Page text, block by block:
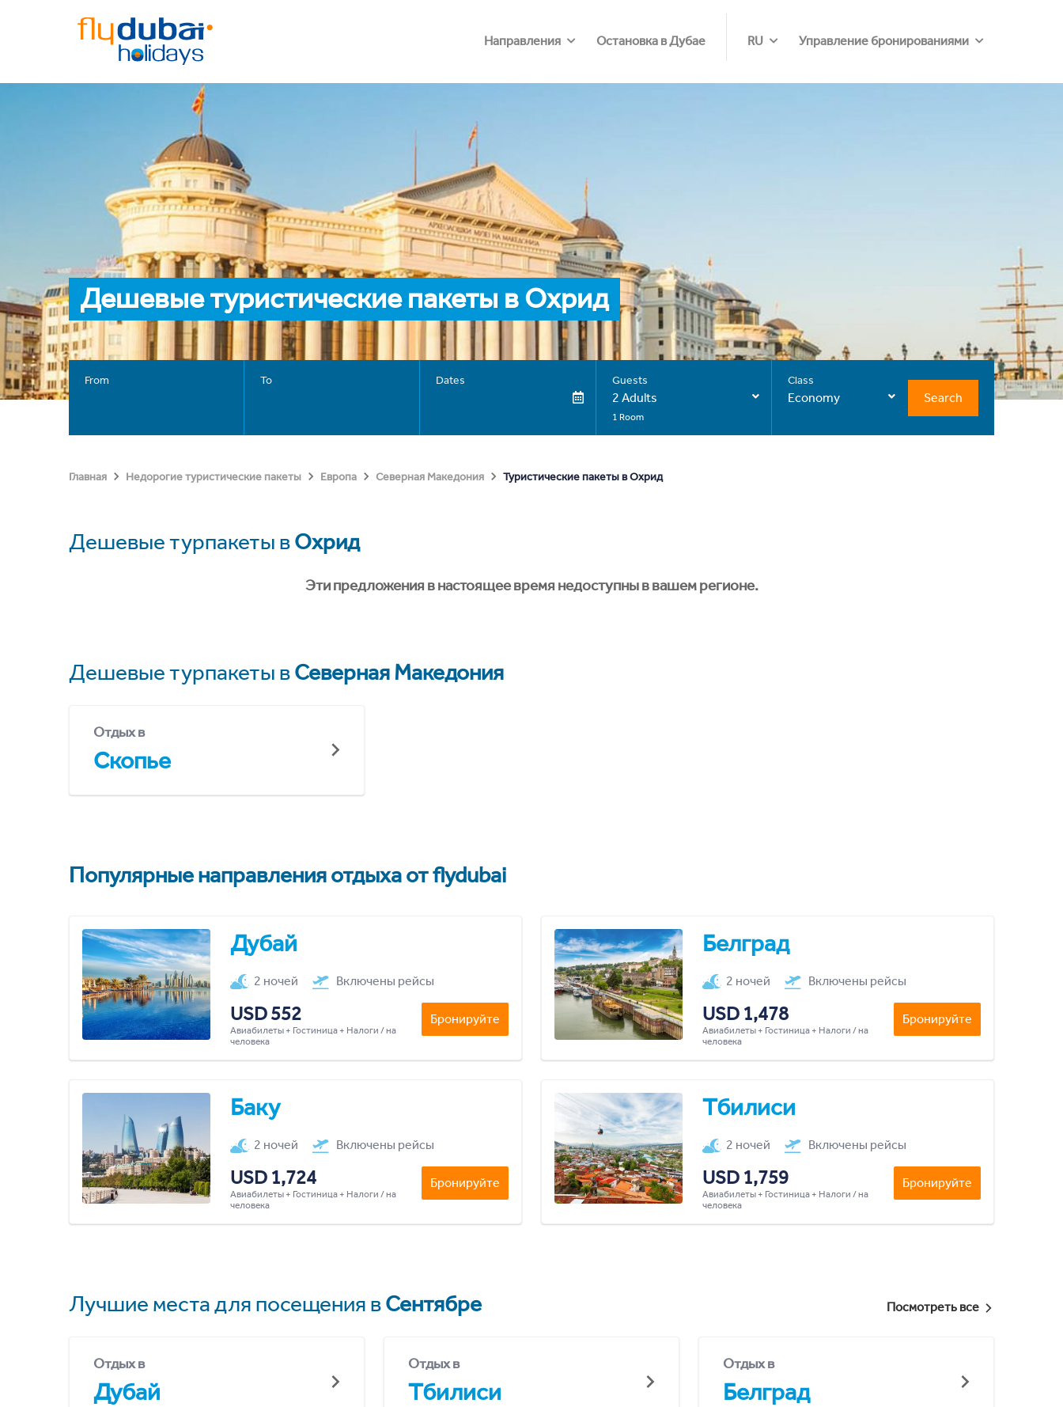
Направления Остановка в Дубае RU Управление бронированиями
Дешевые туристические пакеты в Охрид
From To Dates Guests
2 Adults
1 Room
Class
Economy Search
Главная Недорогие туристические пакеты Европа Северная Македония Туристические пакеты в Охрид
Дешевые турпакеты вОхрид
Эти предложения в настоящее время недоступны в вашем регионе.
Дешевые турпакеты вСеверная Македония
Отдых в
Скопье
Популярные направления отдыха от flydubai
Дубай
2 ночей Включены рейсы
USD 552
Авиабилеты + Гостиница + Налоги / на
человека
Бронируйте
Белград
2 ночей Включены рейсы
USD 1,478
Авиабилеты + Гостиница + Налоги / на
человека
Бронируйте
Баку
2 ночей Включены рейсы
USD 1,724
Авиабилеты + Гостиница + Налоги / на
человека
Бронируйте
Тбилиси
2 ночей Включены рейсы
USD 1,759
Авиабилеты + Гостиница + Налоги / на
человека
Бронируйте
Лучшие места для посещения вСентябре Посмотреть все
Отдых в
Дубай
Отдых в
Тбилиси
Отдых в
Белград